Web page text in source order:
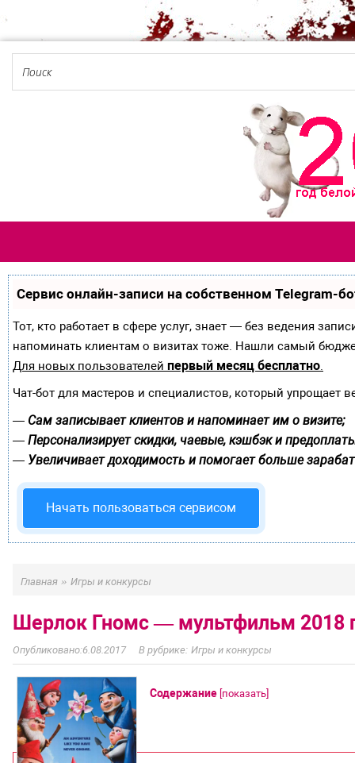
Сервис онлайн-записи на собственном Telegram-
Тот, кто работает в сфере услуг, знает — без ведения
напоминать клиентам о визитах тоже. Нашли самый
Для новых пользователей первый месяц бесплатно.
Чат-бот для мастеров и специалистов, который упрощает
— Сам записывает клиентов и напоминает им о визите;
— Персонализирует скидки, чаевые, кэшбэк и
— Увеличивает доходимость и помогает больше
Начать пользоваться сервисом
Главная » Игры и конкурсы
Шерлок Гномс — мультфильм 2018
6.08.2017 Игры и конкурсы
Содержание [показать]